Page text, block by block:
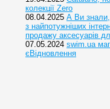
колекції Zero
08.04.2025 А Ви
з найпотужніших
продажу аксесуарів
07.05.2024 swim.ua
єВідновлення